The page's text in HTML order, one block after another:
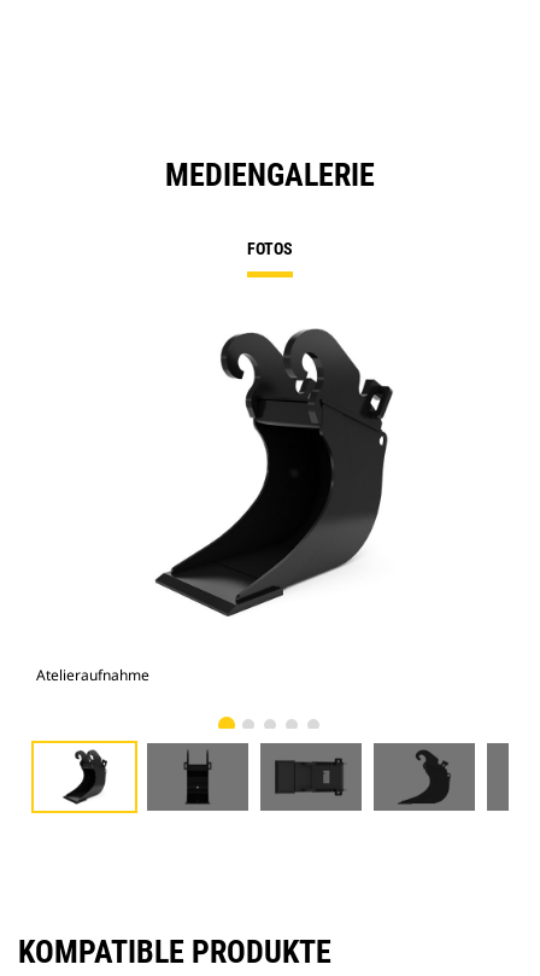
MEDIENGALERIE
FOTOS
Atelieraufnahme
KOMPATIBLE PRODUKTE